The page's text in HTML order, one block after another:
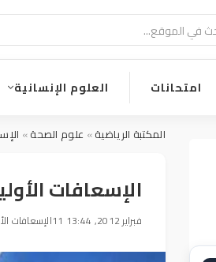
امتحانات العلوم الإنسانية
المكتبة الرياضية» علوم الصحة»
الإسعافات
11 فبراير 2012, 13:44 الإسعافات0